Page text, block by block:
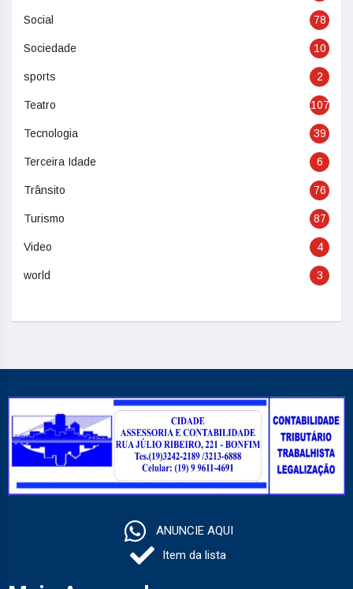
Social 78
Sociedade 10
sports 2
Teatro 107
Tecnologia 39
Terceira Idade 6
Trânsito 76
Turismo 87
Video 4
world 3
ANUNCIE AQUI
Item da lista